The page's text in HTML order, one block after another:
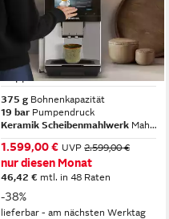
SIEMENS
Kaffeevollautomat EQ900
TQ923E43, 41 versch.
Getränke, XL-Getränke,
Doppeltassenfunktion
375 g Bohnenkapazität
19 bar Pumpendruck
Keramik Scheibenmahlwerk Mahlwerk
1.599,00 € UVP 2.599,00 €
nur diesen Monat
46,42 € mtl. in 48 Raten
-38%
lieferbar - am nächsten Werktag